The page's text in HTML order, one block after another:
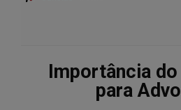
Importância
para